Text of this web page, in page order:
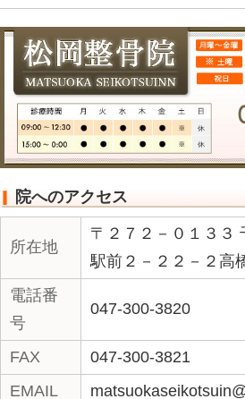
よろしくお願いいたし
«２１日（土）、２３
（祝日）の診療日。